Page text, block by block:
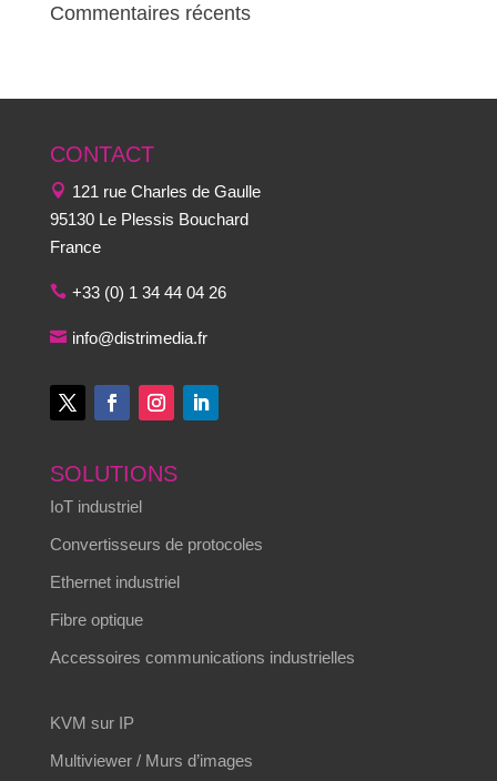
Commentaires récents
CONTACT
121 rue Charles de Gaulle
95130 Le Plessis Bouchard
France
+33 (0) 1 34 44 04 26
info@distrimedia.fr
SOLUTIONS
IoT industriel
Convertisseurs de protocoles
Ethernet industriel
Fibre optique
Accessoires communications industrielles
KVM sur IP
Multiviewer / Murs d’images